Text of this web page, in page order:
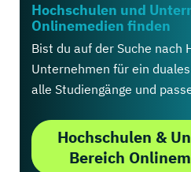
Hochschulen und
Onlinemedien finden
Bist du auf der Suche nach
Unternehmen für ein
alle Studiengänge und
Hochschulen &
Bereich